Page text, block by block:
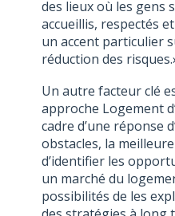
des lieux où les gens
accueillis, respectés
un accent particulier
réduction des
Un autre facteur clé
approche Logement
cadre d’une réponse
obstacles, la
d’identifier les
un marché du
possibilités de les